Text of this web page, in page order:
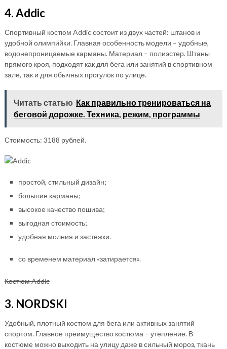
4. Addic
Спортивный костюм Addic состоит из двух частей: штанов и
удобной олимпийки. Главная особенность модели – удобные,
водонепроницаемые карманы. Материал – полиэстер. Штаны
прямого кроя, подходят как для бега или занятий в спортивном
зале, так и для обычных прогулок по улице.
Читать статью Как правильно тренироваться на
беговой дорожке. Техника, режим, программы
Стоимость: 3188 рублей.
простой, стильный дизайн;
большие карманы;
высокое качество пошива;
выгодная стоимость;
удобная молния и застежки.
со временем материал «затирается».
Костюм Addic
3. NORDSKI
Удобный, плотный костюм для бега или активных занятий
спортом. Главное преимущество костюма – утепление. В
костюме можно выходить на улицу даже в сильный мороз, ткань